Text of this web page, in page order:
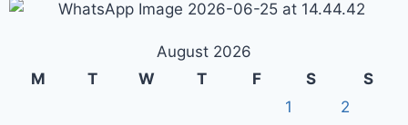
August 2026
M
T W T F S
S
1
2